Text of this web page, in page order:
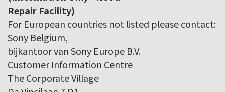
Repair Facility)
For European countries not listed please contact:
Sony Belgium,
bijkantoor van Sony Europe B.V.
Customer Information Centre
The Corporate Village